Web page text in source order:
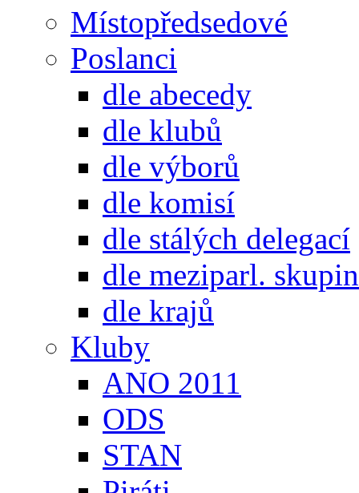
Místopředsedové
Poslanci
dle abecedy
dle klubů
dle výborů
dle komisí
dle stálých delegací
dle meziparl. skupin
dle krajů
Kluby
ANO 2011
ODS
STAN